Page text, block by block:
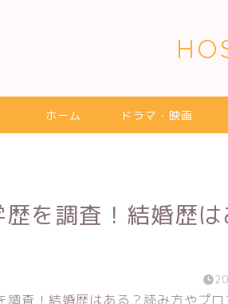
ホーム ドラマ・映画
を調査！結婚歴